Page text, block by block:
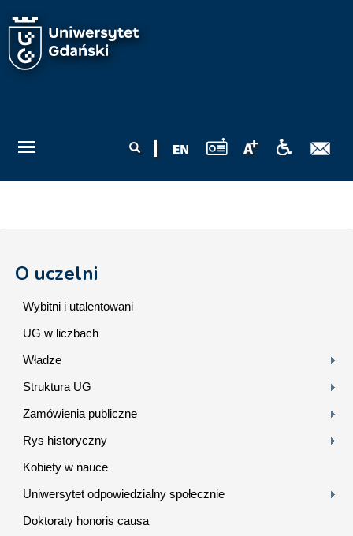
wyszukiwania
O uczelni
Wybitni i utalentowani
UG w liczbach
Władze
Struktura UG
Zamówienia publiczne
Rys historyczny
Kobiety w nauce
Uniwersytet odpowiedzialny społecznie
Doktoraty honoris causa